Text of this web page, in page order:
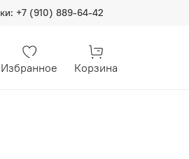
+7 (910) 889-64-42
Избранное Корзина